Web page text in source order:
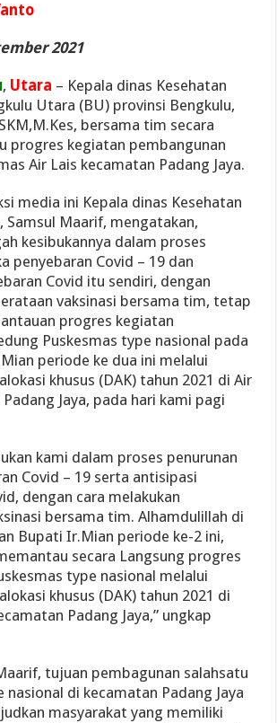
2021
, Utara – Kepala dinas Kesehatan
Utara (BU) provinsi Bengkulu,
bersama tim secara
progres kegiatan pembangunan
Air Lais kecamatan Padang Jaya.
media ini Kepala dinas Kesehatan
Samsul Maarif, mengatakan,
kesibukannya dalam proses
penyebaran Covid – 19 dan
Covid itu sendiri, dengan
vaksinasi bersama tim, tetap
progres kegiatan
Puskesmas type nasional pada
periode ke dua ini melalui
khusus (DAK) tahun 2021 di Air
Jaya, pada hari kami pagi
kami dalam proses penurunan
Covid – 19 serta antisipasi
dengan cara melakukan
bersama tim. Alhamdulillah di
Bupati Ir.Mian periode ke-2 ini,
secara Langsung progres
type nasional melalui
khusus (DAK) tahun 2021 di
Padang Jaya,” ungkap
tujuan pembagunan salahsatu
nasional di kecamatan Padang Jaya
masyarakat yang memiliki